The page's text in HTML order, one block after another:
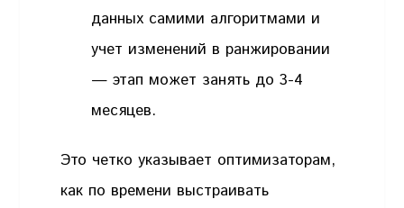
данных самими алгоритмами и
учет изменений в ранжировании
— этап может занять до 3-4
месяцев.
Это четко указывает оптимизаторам,
как по времени выстраивать